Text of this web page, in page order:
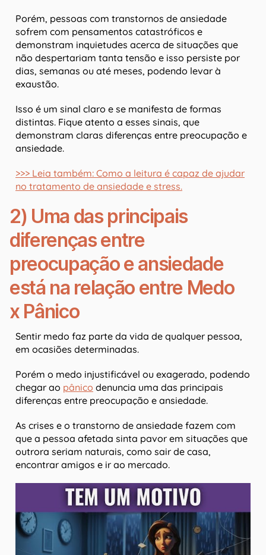
Porém, pessoas com transtornos de ansiedade
sofrem com pensamentos catastróficos e
demonstram inquietudes acerca de situações que
não despertariam tanta tensão e isso persiste por
dias, semanas ou até meses, podendo levar à
exaustão.
Isso é um sinal claro e se manifesta de formas
distintas. Fique atento a esses sinais, que
demonstram claras diferenças entre preocupação e
ansiedade.
>>> Leia também: Como a leitura é capaz de ajudar
no tratamento de ansiedade e stress.
2) Uma das principais
diferenças entre
preocupação e ansiedade
está na relação entre Medo
x Pânico
Sentir medo faz parte da vida de qualquer pessoa,
em ocasiões determinadas.
Porém o medo injustificável ou exagerado, podendo
chegar ao pânico denuncia uma das principais
diferenças entre preocupação e ansiedade.
As crises e o transtorno de ansiedade fazem com
que a pessoa afetada sinta pavor em situações que
outrora seriam naturais, como sair de casa,
encontrar amigos e ir ao mercado.